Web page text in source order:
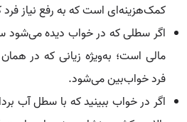
کمک‌هزینه‌ای است که به رفع نیاز
اگر سطلی که در خواب دیده می‌شود
مالی است؛ به‌ویژه زیانی که در
فرد خواب‌بین می‌شود.
اگر در خواب ببینید که با سطل آب